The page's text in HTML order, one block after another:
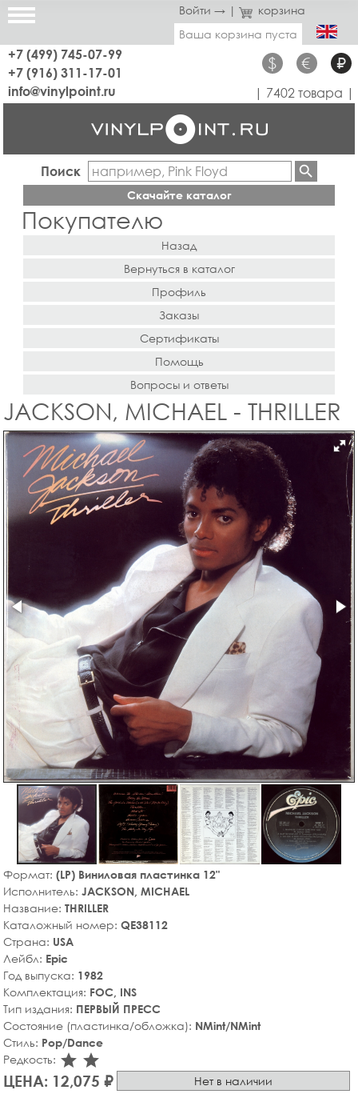
Войти → |
корзина
Ваша корзина пуста
+7 (499) 745-07-99
+7 (916) 311-17-01
$ € ₽
info@vinylpoint.ru | 7402 товара |
Поиск
Скачайте каталог
Покупателю
Назад
Вернуться в каталог
Профиль
Заказы
Сертификаты
Помощь
Вопросы и ответы
JACKSON, MICHAEL - THRILLER
Формат: (LP) Виниловая пластинка 12"
Исполнитель: JACKSON, MICHAEL
Название: THRILLER
Каталожный номер: QE38112
Страна: USA
Лейбл: Epic
Год выпуска: 1982
Комплектация: FOC, INS
Тип издания: ПЕРВЫЙ ПРЕСС
Состояние (пластинка/обложка): NMint/NMint
Стиль: Pop/Dance
Редкость: star_rate
star_rate
ЦЕНА: 12,075 ₽ Нет в наличии